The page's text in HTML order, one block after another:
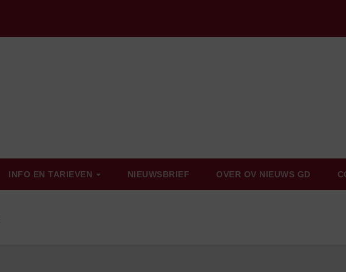
INFO EN TARIEVEN NIEUWSBRIEF OVER OV NIEUWS GD